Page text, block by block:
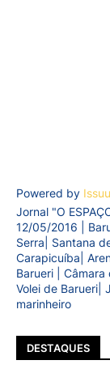
Powered by Issuu
Jornal "O
12/05/2016 |
Serra| Santana
Carapicuíba|
Barueri |
Volei de Barueri|
marinheiro
DESTAQUES